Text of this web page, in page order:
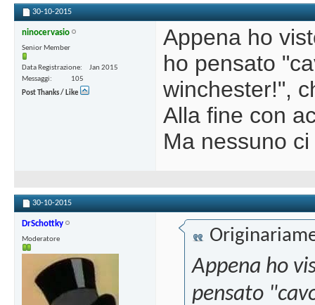
30-10-2015
ninocervasio
Senior Member
Data Registrazione
Jan 2015
Messaggi
105
Post Thanks / Like
Appena ho
ho pensato
winchester!",
Alla fine con
Ma nessuno
30-10-2015
DrSchottky
Moderatore
Appena ho
pensato